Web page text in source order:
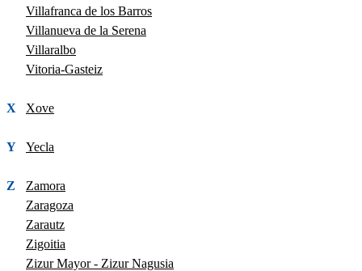
Villafranca de los Barros
Villanueva de la Serena
Villaralbo
Vitoria-Gasteiz
X Xove
Y Yecla
Z
Zamora
Zaragoza
Zarautz
Zigoitia
Zizur Mayor - Zizur Nagusia